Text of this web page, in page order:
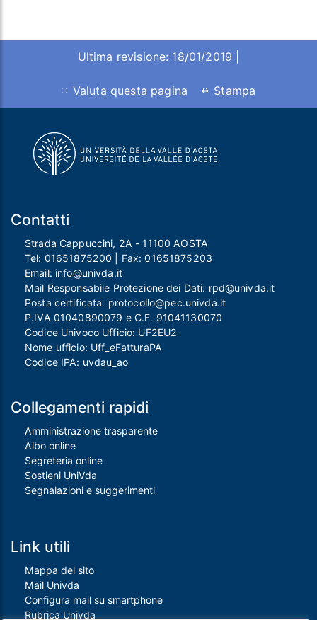
Ultima revisione: 18/01/2019 |
Valuta questa pagina Stampa
Contatti
Strada Cappuccini, 2A - 11100 AOSTA
Tel: 01651875200 | Fax:01651875203
Email: info@univda.it
Mail Responsabile Protezione dei Dati: rpd@univda.it
Posta certificata: protocollo@pec.univda.it
P.IVA 01040890079 e C.F. 91041130070
Codice Univoco Ufficio: UF2EU2
Nome ufficio: Uff_eFatturaPA
Codice IPA: uvdau_ao
Collegamenti rapidi
Amministrazione trasparente
Albo online
Segreteria online
Sostieni UniVda
Segnalazioni e suggerimenti
Link utili
Mappa del sito
Mail Univda
Configura mail su smartphone
Rubrica Univda